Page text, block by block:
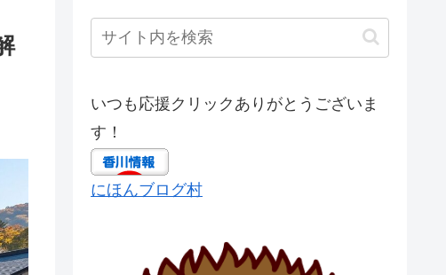
いつも応援クリックありがとうございま
す！
にほんブログ村